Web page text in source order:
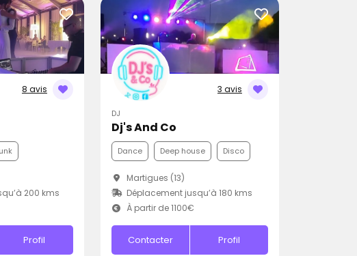
8 avis
200 kms
Profil
3 avis
DJ
Dj's And Co
Dance Deep house Disco
Martigues (13)
Déplacement jusqu’à 180 kms
À partir de 1100€
Contacter Profil